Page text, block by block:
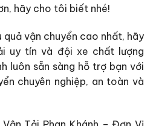
hãy cho tôi biết nhé!
vận chuyển cao nhất, hãy
uy tín và đội xe chất lượng
luôn sẵn sàng hỗ trợ bạn với
chuyên nghiệp, an toàn và